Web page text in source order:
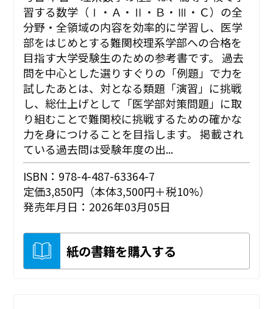
習する数学（Ⅰ・Ａ・Ⅱ・Ｂ・Ⅲ・Ｃ）の全
分野・全領域の内容を効率的に学習し、医学
部をはじめとする難関校理系学部への合格を
目指す大学受験生のための参考書です。 過去
問を中心とした選りすぐりの「例題」で力を
試したあとは、対となる類題「演習」に挑戦
し、総仕上げとして「医学部対策問題」に取
り組むことで難関校に挑戦するための確かな
力を身につけることを目指します。 掲載され
ている過去問は受験年度の出...
ISBN：978-4-487-63364-7
定価3,850円（本体3,500円＋税10%）
発売年月日：2026年03月05日
紙の書籍を購入する